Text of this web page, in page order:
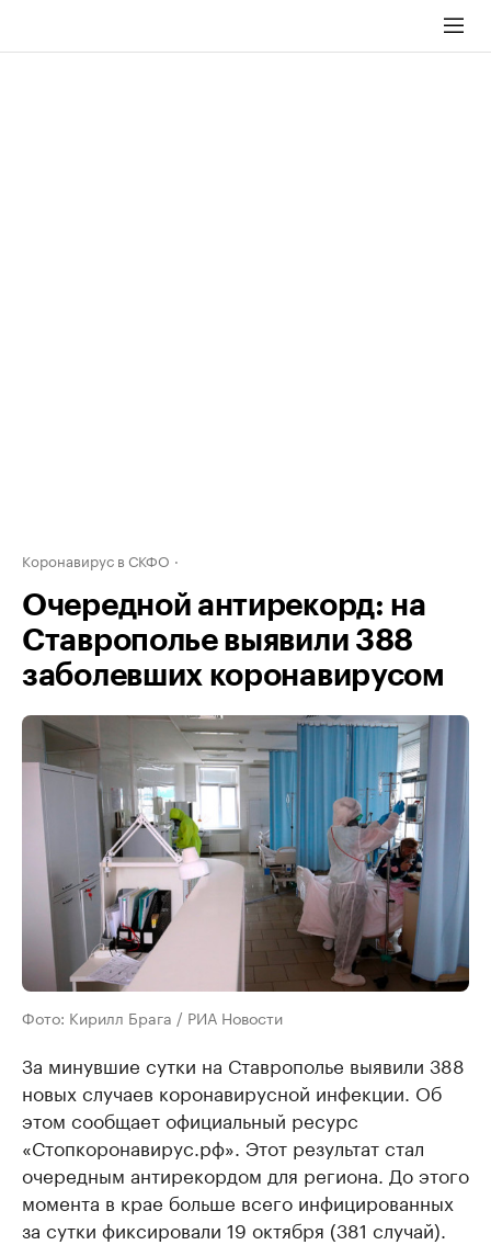
Коронавирус в СКФО
Очередной антирекорд: на
Ставрополье выявили 388
заболевших коронавирусом
Фото: Кирилл Брага / РИА Новости
За минувшие сутки на Ставрополье выявили 388
новых случаев коронавирусной инфекции. Об
этом сообщает официальный ресурс
«Стопкоронавирус.рф». Этот результат стал
очередным антирекордом для региона. До этого
момента в крае больше всего инфицированных
за сутки фиксировали 19 октября (381 случай).